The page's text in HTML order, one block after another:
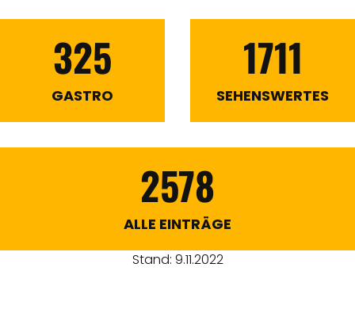
325
GASTRO
1711
SEHENSWERTES
2578
ALLE EINTRÄGE
Stand: 9.11.2022